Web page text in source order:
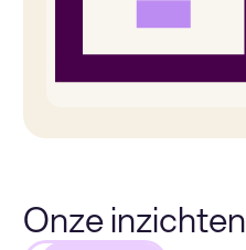
Onze inzichten